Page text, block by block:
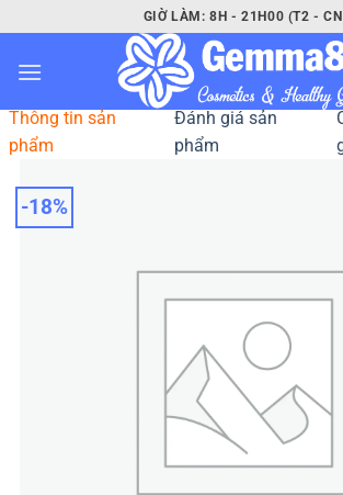
qua
nội
GIỜ LÀM: 8H - 21H00 (T2 -
-18%
Thông tin sản
phẩm
Đánh giá sản
phẩm